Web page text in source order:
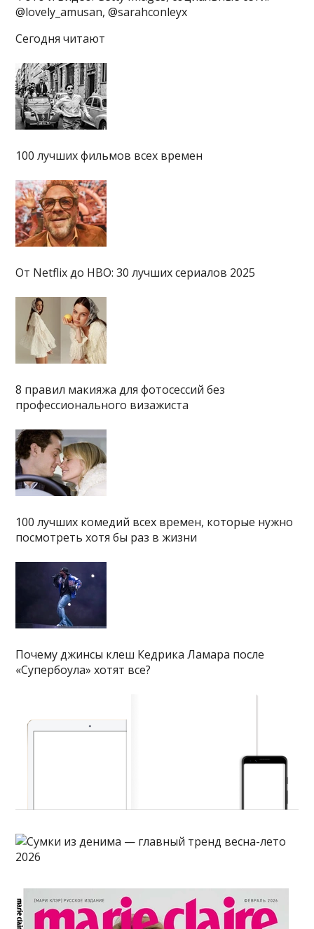
@lovely_amusan, @sarahconleyx
Сегодня читают
100 лучших фильмов всех времен
От Netflix до HBO: 30 лучших сериалов 2025
8 правил макияжа для фотосессий без
профессионального визажиста
100 лучших комедий всех времен, которые нужно
посмотреть хотя бы раз в жизни
Почему джинсы клеш Кедрика Ламара после
«Супербоула» хотят все?